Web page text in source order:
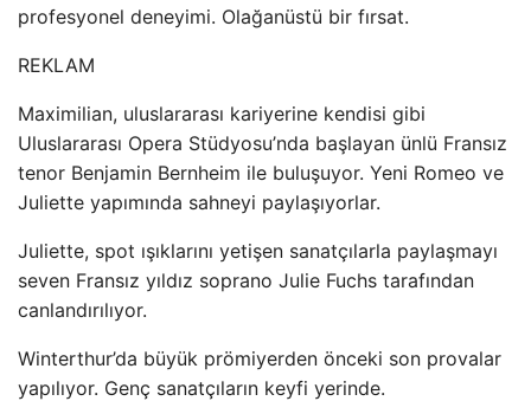
profesyonel deneyimi. Olağanüstü bir fırsat.
REKLAM
Maximilian, uluslararası kariyerine kendisi gibi
Uluslararası Opera Stüdyosu’nda başlayan ünlü Fransız
tenor Benjamin Bernheim ile buluşuyor. Yeni Romeo ve
Juliette yapımında sahneyi paylaşıyorlar.
Juliette, spot ışıklarını yetişen sanatçılarla paylaşmayı
seven Fransız yıldız soprano Julie Fuchs tarafından
canlandırılıyor.
Winterthur’da büyük prömiyerden önceki son provalar
yapılıyor. Genç sanatçıların keyfi yerinde.